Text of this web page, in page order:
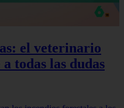
el veterinario
todas las dudas